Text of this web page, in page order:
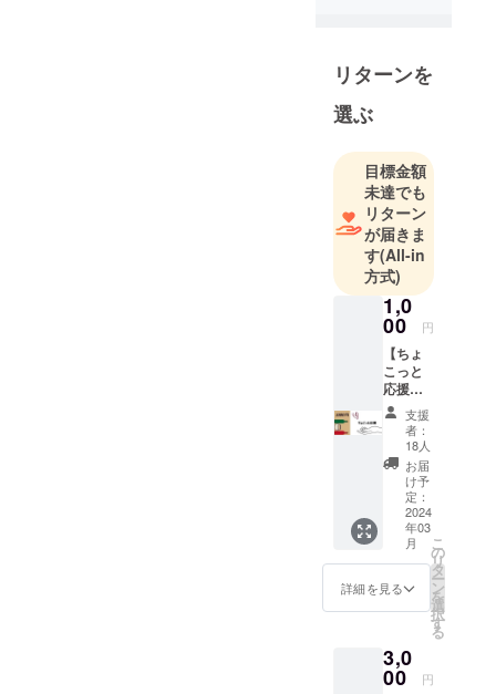
リターンを
選ぶ
目標金額
未達でも
リターン
が届きま
す(All-in
方式)
1,0
00 円
【ちょ
こっと
応援】
スタッ
フから
感謝の
気持ち
を込め
て、お
礼の
メール
を送ら
せてい
ただき
ます。
支援
者：
18人
お届
け予
定：
2024
年03
月
詳細を見る
こ
の
リ
タ
ー
ン
を
選
択
す
る
3,0
00 円